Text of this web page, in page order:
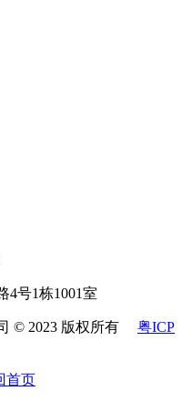
4号1栋1001室
© 2023 版权所有 粤ICP
首页